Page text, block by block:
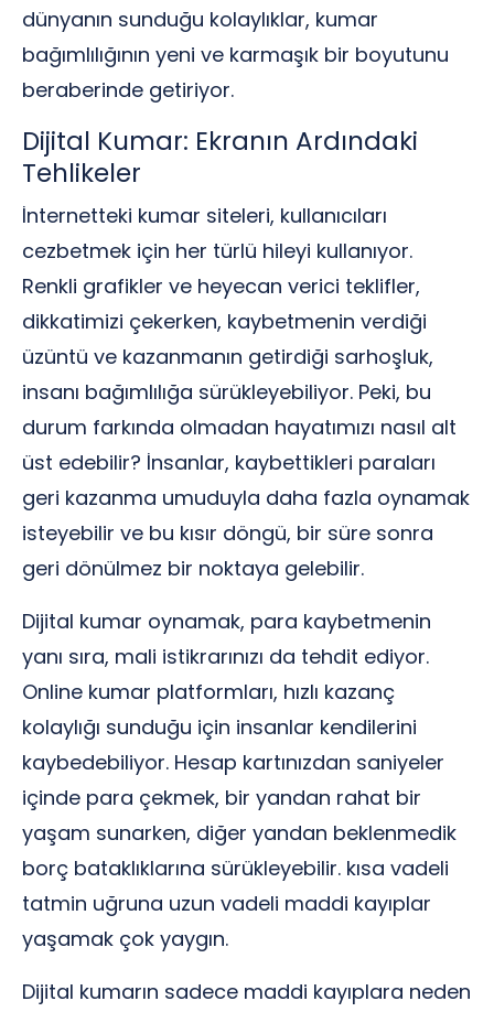
dünyanın sunduğu kolaylıklar, kumar
bağımlılığının yeni ve karmaşık bir boyutunu
beraberinde getiriyor.
Dijital Kumar: Ekranın Ardındaki
Tehlikeler
İnternetteki kumar siteleri, kullanıcıları
cezbetmek için her türlü hileyi kullanıyor.
Renkli grafikler ve heyecan verici teklifler,
dikkatimizi çekerken, kaybetmenin verdiği
üzüntü ve kazanmanın getirdiği sarhoşluk,
insanı bağımlılığa sürükleyebiliyor. Peki, bu
durum farkında olmadan hayatımızı nasıl alt
üst edebilir? İnsanlar, kaybettikleri paraları
geri kazanma umuduyla daha fazla oynamak
isteyebilir ve bu kısır döngü, bir süre sonra
geri dönülmez bir noktaya gelebilir.
Dijital kumar oynamak, para kaybetmenin
yanı sıra, mali istikrarınızı da tehdit ediyor.
Online kumar platformları, hızlı kazanç
kolaylığı sunduğu için insanlar kendilerini
kaybedebiliyor. Hesap kartınızdan saniyeler
içinde para çekmek, bir yandan rahat bir
yaşam sunarken, diğer yandan beklenmedik
borç bataklıklarına sürükleyebilir. kısa vadeli
tatmin uğruna uzun vadeli maddi kayıplar
yaşamak çok yaygın.
Dijital kumarın sadece maddi kayıplara neden